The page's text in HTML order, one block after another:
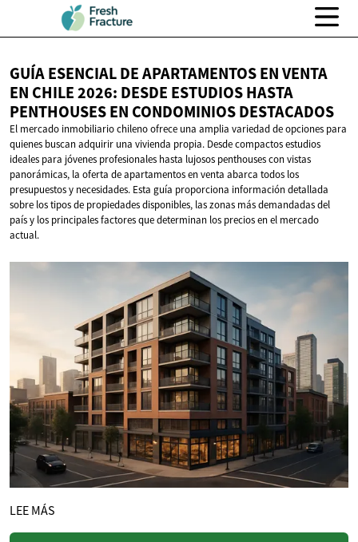
GUÍA ESENCIAL DE APARTAMENTOS EN VENTA
EN CHILE 2026: DESDE ESTUDIOS HASTA
PENTHOUSES EN CONDOMINIOS DESTACADOS
El mercado inmobiliario chileno ofrece una amplia variedad de opciones para
quienes buscan adquirir una vivienda propia. Desde compactos estudios
ideales para jóvenes profesionales hasta lujosos penthouses con vistas
panorámicas, la oferta de apartamentos en venta abarca todos los
presupuestos y necesidades. Esta guía proporciona información detallada
sobre los tipos de propiedades disponibles, las zonas más demandadas del
país y los principales factores que determinan los precios en el mercado
actual.
LEE MÁS